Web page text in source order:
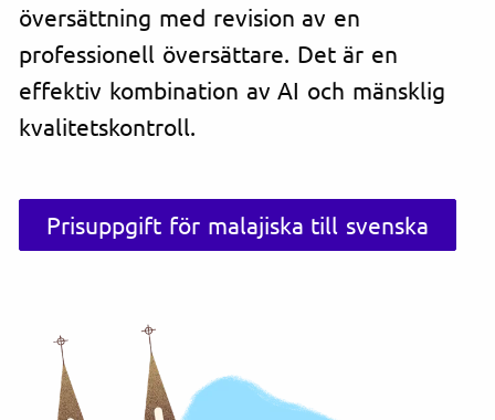
översättning med revision av en
professionell översättare. Det är en
effektiv kombination av AI och mänsklig
kvalitetskontroll.
Prisuppgift för malajiska till svenska